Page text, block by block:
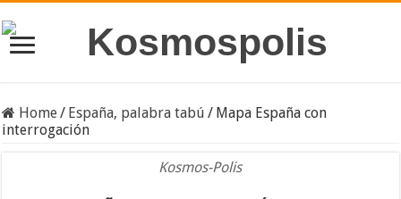
Home/ España, palabra tabú / Mapa España con
interrogación
Kosmos-Polis